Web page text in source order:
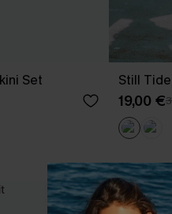
Set Still
19,00 €
-49%